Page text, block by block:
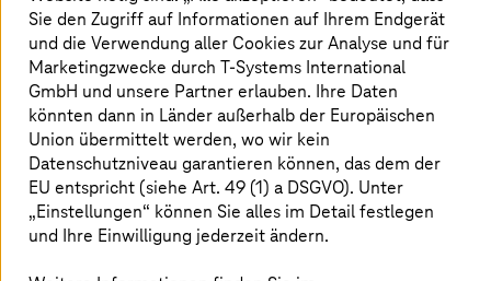
BaFin) entspricht, sowie von zertifizierten Ende-zu-Ende-
SAP-Lösungen. Zudem bietetT-SystemsService Level
Agreements mit einer Verfügbarkeit von bis zu 99,99 %.
Mit einem starken und loyalen Kundenstamm, für den sie
sehr große und komplexe SAP-Landschaften verwaltet,
betreibtT-Systems einige der weltweit größten SAP-
Installationen und erbringt Dienstleistungen in
regulierten Umgebungen wie dem öffentlichen Sektor,
dem Bankwesen und dem Gesundheitswesen.
Sie den Zugriff auf Informationen auf Ihrem Endgerät
und die Verwendung aller Cookies zur Analyse und für
Marketingzwecke durchT-Systems International
GmbH und unsere Partner erlauben. Ihre Daten
könnten dann in Länder außerhalb der Europäischen
Union übermittelt werden, wo wir kein
Datenschutzniveau garantieren können, das dem der
EU entspricht (siehe Art. 49 (1) a DSGVO). Unter
„Einstellungen“ können Sie alles im Detail festlegen
und Ihre Einwilligung jederzeit ändern.